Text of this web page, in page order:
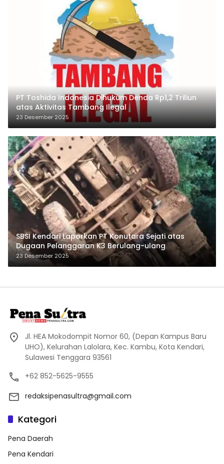
PT Toshida Indonesia Dihukum Denda Rp1,2 Triliun
atas Aktivitas Tambang Ilegal
23 Desember 2025
SBSI Kendari Laporkan PT Konutara Sejati atas
Dugaan Pelanggaran K3 Berulang-ulang
23 Desember 2025
Jl. HEA Mokodompit Nomor 60, (Depan Kampus Baru
UHO), Kelurahan Lalolara, Kec. Kambu, Kota Kendari,
Sulawesi Tenggara 93561
+62 852-5625-9555
redaksipenasultra@gmail.com
Kategori
Pena Daerah
Pena Kendari